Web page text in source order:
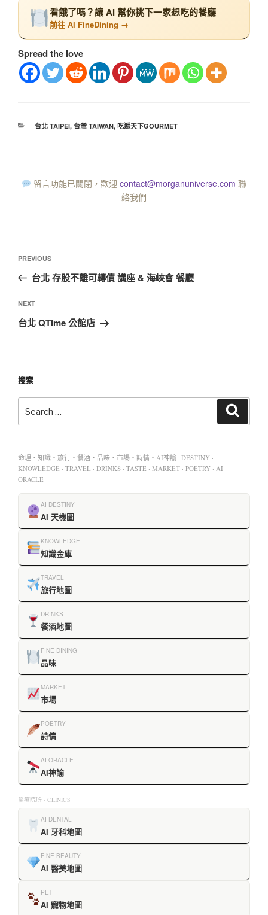
看餓了嗎？讓 AI 幫你挑下一家想吃的餐廳
前往 AI FineDining →
Spread the love
台北 TAIPEI, 台灣 TAIWAN, 吃遍天下GOURMET
留言功能已關閉，歡迎 contact@morganuniverse.com 聯
絡我們
PREVIOUS
台北 存股不離可轉債 講座 & 海峽會 餐廳
NEXT
台北 QTime 公館店
搜索
命理・知識・旅行・餐酒・品味・市場・詩情・AI神諭 DESTINY ·
KNOWLEDGE · TRAVEL · DRINKS · TASTE · MARKET · POETRY · AI
ORACLE
AI DESTINY
AI 天機圖
KNOWLEDGE
知識金庫
TRAVEL
旅行地圖
DRINKS
餐酒地圖
FINE DINING
品味
MARKET
市場
POETRY
詩情
AI ORACLE
AI神諭
醫療院所 · CLINICS
AI DENTAL
AI 牙科地圖
FINE BEAUTY
AI 醫美地圖
PET
AI 寵物地圖